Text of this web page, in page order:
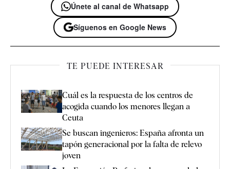
Únete al canal de Whatsapp
Síguenos en Google News
TE PUEDE INTERESAR
Cuál es la respuesta de los centros de
acogida cuando los menores llegan a
Ceuta
Se buscan ingenieros: España afronta un
tapón generacional por la falta de relevo
joven